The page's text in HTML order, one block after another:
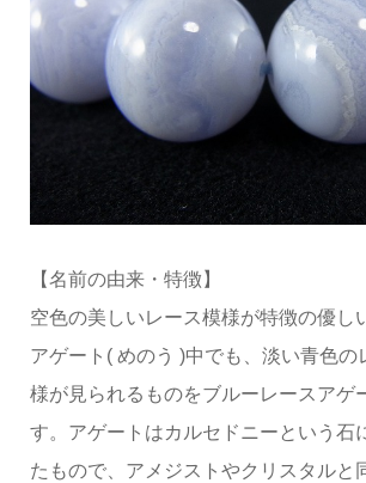
【名前の由来・特徴】
空色の美しいレース模様が特徴の優し
アゲート( めのう )中でも、淡い青色の
様が見られるものをブルーレースアゲ
す。アゲートはカルセドニーという石
たもので、アメジストやクリスタルと